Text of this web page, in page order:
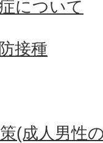
について
接種
(成人男性